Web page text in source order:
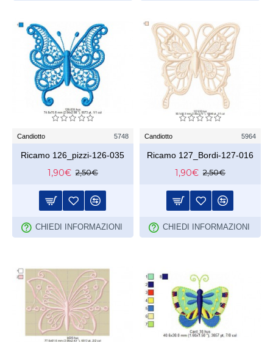
Candiotto 5748
Ricamo 126_pizzi-126-035
1,90€ 2,50€
CHIEDI INFORMAZIONI
Candiotto 5964
Ricamo 127_Bordi-127-016
1,90€ 2,50€
CHIEDI INFORMAZIONI